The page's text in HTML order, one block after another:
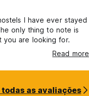
I have ever stayed
only thing to note is
you are looking for.
Read more
todas as avaliações